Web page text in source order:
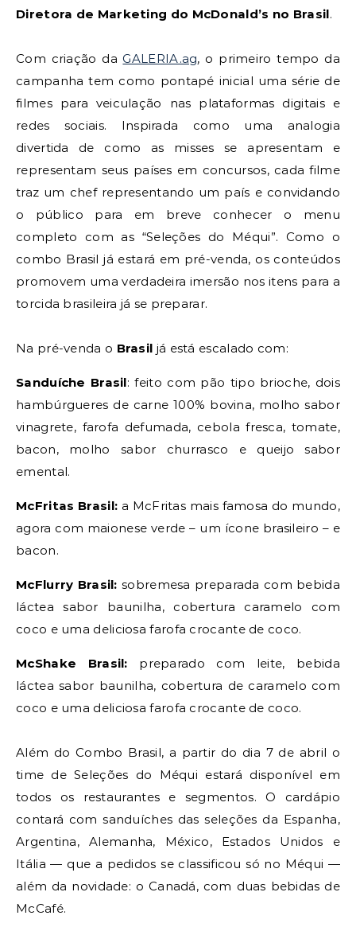
Diretora de Marketing do McDonald’s no Brasil.
Com criação daGALERIA.ag, o primeiro tempo da
campanha tem como pontapé inicial uma série de
filmes para veiculação nas plataformas digitais e
redes sociais. Inspirada como uma analogia
divertida de como as misses se apresentam e
representam seus países em concursos, cada filme
traz um chef representando um país e convidando
o público para em breve conhecer o menu
completo com as “Seleções do Méqui”. Como o
combo Brasil já estará em pré-venda, os conteúdos
promovem uma verdadeira imersão nos itens para a
torcida brasileira já se preparar.
Na pré-venda o Brasil já está escalado com:
Sanduíche Brasil: feito com pão tipo brioche, dois
hambúrgueres de carne 100% bovina, molho sabor
vinagrete, farofa defumada, cebola fresca, tomate,
bacon, molho sabor churrasco e queijo sabor
emental.
McFritas Brasil: a McFritas mais famosa do mundo,
agora com maionese verde – um ícone brasileiro – e
bacon.
McFlurry Brasil: sobremesa preparada com bebida
láctea sabor baunilha, cobertura caramelo com
coco e uma deliciosa farofa crocante de coco.
McShake Brasil: preparado com leite, bebida
láctea sabor baunilha, cobertura de caramelo com
coco e uma deliciosa farofa crocante de coco.
Além do Combo Brasil, a partir do dia 7 de abril o
time de Seleções do Méqui estará disponível em
todos os restaurantes e segmentos. O cardápio
contará com sanduíches das seleções da Espanha,
Argentina, Alemanha, México, Estados Unidos e
Itália — que a pedidos se classificou só no Méqui —
além da novidade: o Canadá, com duas bebidas de
McCafé.